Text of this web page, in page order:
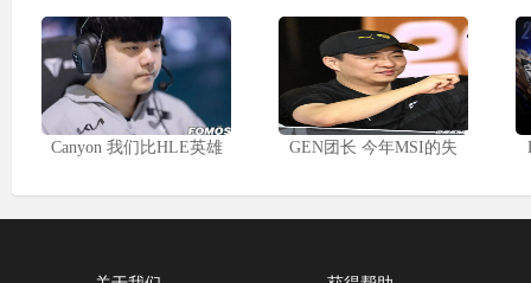
Canyon 我们比HLE英雄 GEN团长 今年MSI的失